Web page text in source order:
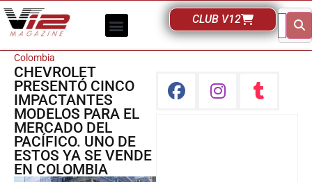
CLUB V12
Colombia
CHEVROLET
PRESENTÓ CINCO
IMPACTANTES
MODELOS PARA EL
MERCADO DEL
PACÍFICO. UNO DE
ESTOS YA SE VENDE
EN COLOMBIA